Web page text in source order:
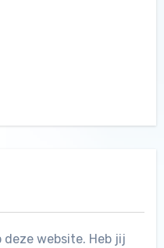
website. Heb jij